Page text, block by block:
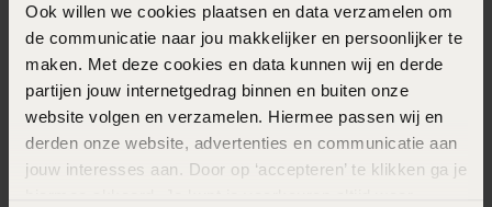
Ook willen we cookies plaatsen en data verzamelen om
de communicatie naar jou makkelijker en persoonlijker te
maken. Met deze cookies en data kunnen wij en derde
partijen jouw internetgedrag binnen en buiten onze
website volgen en verzamelen. Hiermee passen wij en
derden onze website, advertenties en communicatie aan
jouw interesses aan. Door op ‘accepteren’ te klikken ga je
Direct naar
Over Lucardi